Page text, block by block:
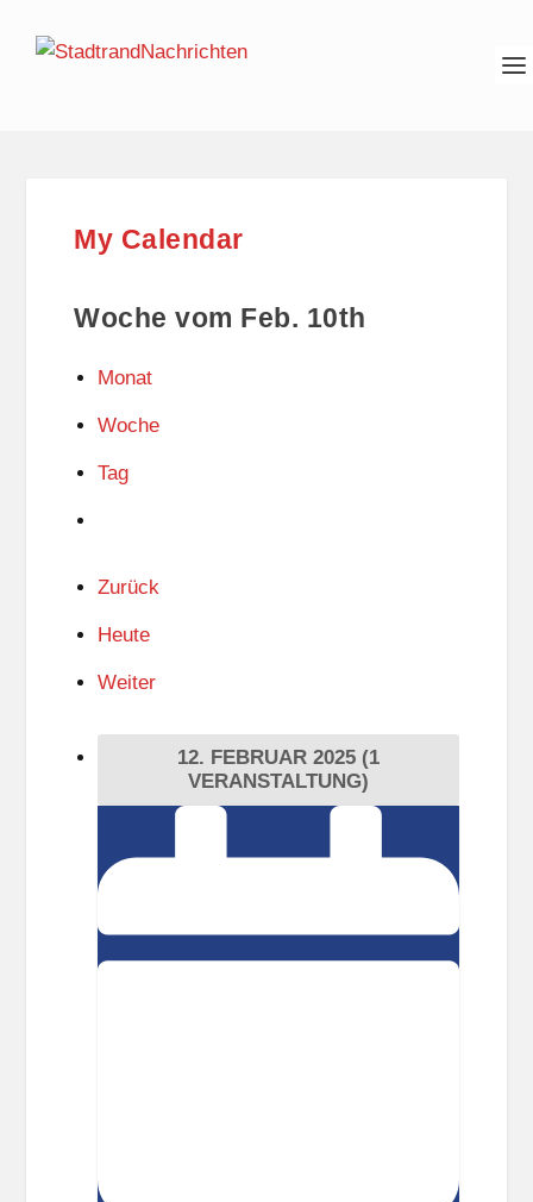
My Calendar
Woche vom Feb. 10th
Monat
Woche
Tag
Zurück
Heute
Weiter
12. FEBRUAR 2025 (1
VERANSTALTUNG)
Entwicklungen
und
Bilanz
Veranstaltung